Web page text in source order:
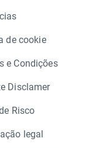
de cookie
e Condições
Disclamer
Risco
legal